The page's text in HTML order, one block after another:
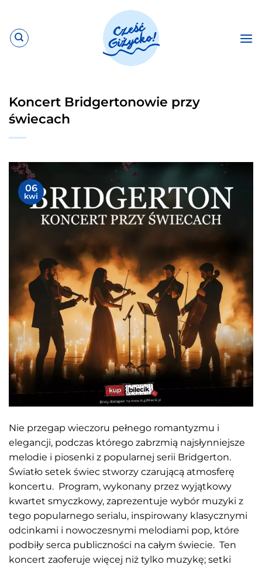
zawartości
Koncert Bridgertonowie przy
świecach
06
kwi
Nie przegap wieczoru pełnego romantyzmu i
elegancji, podczas którego zabrzmią najsłynniejsze
melodie i piosenki z popularnej serii Bridgerton.
Światło setek świec stworzy czarującą atmosferę
koncertu. Program, wykonany przez wyjątkowy
kwartet smyczkowy, zaprezentuje wybór muzyki z
tego popularnego serialu, inspirowany klasycznymi
odcinkami i nowoczesnymi melodiami pop, które
podbiły serca publiczności na całym świecie. Ten
koncert zaoferuje więcej niż tylko muzykę; setki